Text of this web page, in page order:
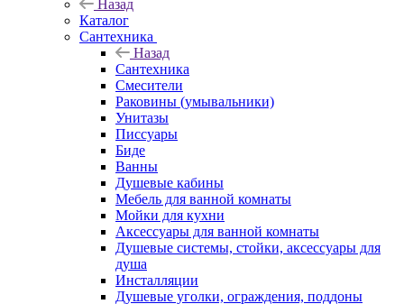
Назад
Каталог
Сантехника
Назад
Сантехника
Смесители
Раковины (умывальники)
Унитазы
Писсуары
Биде
Ванны
Душевые кабины
Мебель для ванной комнаты
Мойки для кухни
Аксессуары для ванной комнаты
Душевые системы, стойки, аксессуары для
душа
Инсталляции
Душевые уголки, ограждения, поддоны